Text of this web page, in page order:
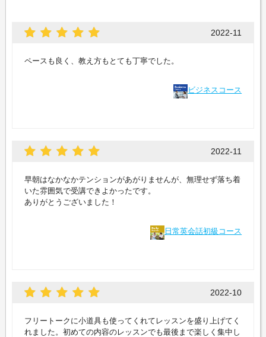
2022-11
ペースも良く、教え方もとても丁寧でした。
ビジネスコース
2022-11
早朝はなかなかテンションがあがりませんが、無理せず落ち着
いた雰囲気で受講できよかったです。
ありがとうございました！
日常英会話初級コース
2022-10
フリートークに小道具も使ってくれてレッスンを盛り上げてく
れました。初めての内容のレッスンでも最後まで楽しく集中し